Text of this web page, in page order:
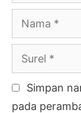
Nama
Surel
Simpan
pada